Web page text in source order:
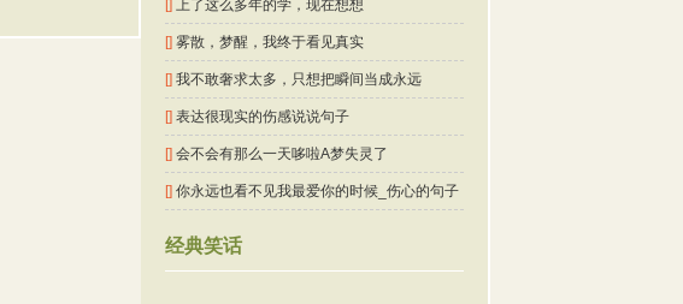
[] 上了这么多年的学，现在想想
[] 雾散，梦醒，我终于看见真实
[] 我不敢奢求太多，只想把瞬间当成永远
[] 表达很现实的伤感说说句子
[] 会不会有那么一天哆啦A梦失灵了
[] 你永远也看不见我最爱你的时候_伤心的句子
经典笑话